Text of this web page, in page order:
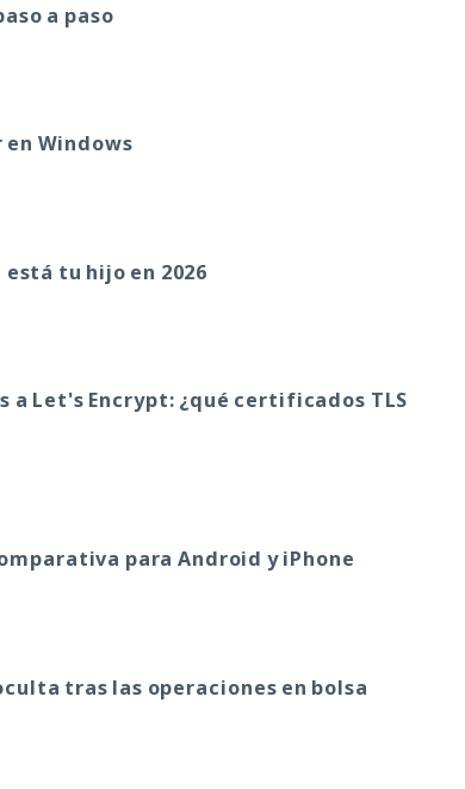
a paso
Windows
tu hijo en 2026
Let's Encrypt: ¿qué certificados TLS
para Android y iPhone
tras las operaciones en bolsa